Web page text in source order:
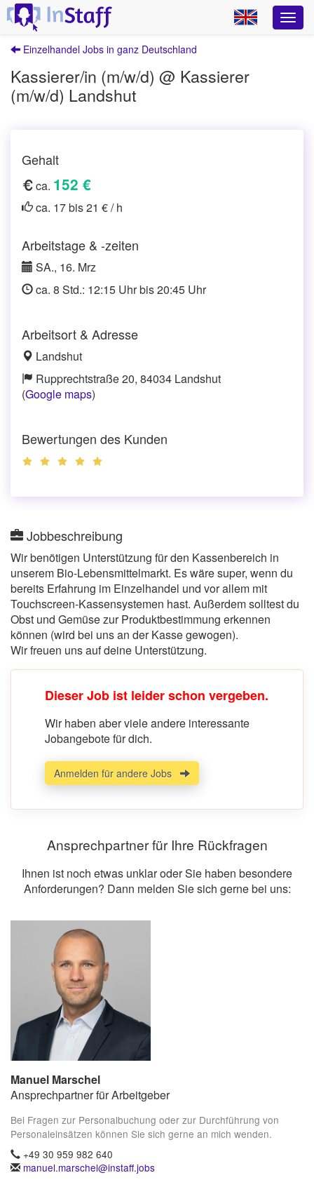
Einzelhandel Jobs in ganz Deutschland
Kassierer/in (m/w/d) @ Kassierer
(m/w/d) Landshut
Gehalt
ca. 152 €
ca. 17 bis 21 € / h
Arbeitstage & -zeiten
SA., 16. Mrz
ca. 8 Std.: 12:15 Uhr bis 20:45 Uhr
Arbeitsort & Adresse
Landshut
Rupprechtstraße 20, 84034 Landshut
(Google maps)
Bewertungen des Kunden
Jobbeschreibung
Wir benötigen Unterstützung für den Kassenbereich in
unserem Bio-Lebensmittelmarkt. Es wäre super, wenn du
bereits Erfahrung im Einzelhandel und vor allem mit
Touchscreen-Kassensystemen hast. Außerdem solltest du
Obst und Gemüse zur Produktbestimmung erkennen
können (wird bei uns an der Kasse gewogen).
Wir freuen uns auf deine Unterstützung.
Dieser Job ist leider schon vergeben.
Wir haben aber viele andere interessante
Jobangebote für dich.
Anmelden für andere Jobs
Ansprechpartner für Ihre Rückfragen
Ihnen ist noch etwas unklar oder Sie haben besondere
Anforderungen? Dann melden Sie sich gerne bei uns:
Manuel Marschel
Ansprechpartner für Arbeitgeber
Bei Fragen zur Personalbuchung oder zur Durchführung von
Personaleinsätzen können Sie sich gerne an mich wenden.
+49 30 959 982 640
manuel.marschel@instaff.jobs